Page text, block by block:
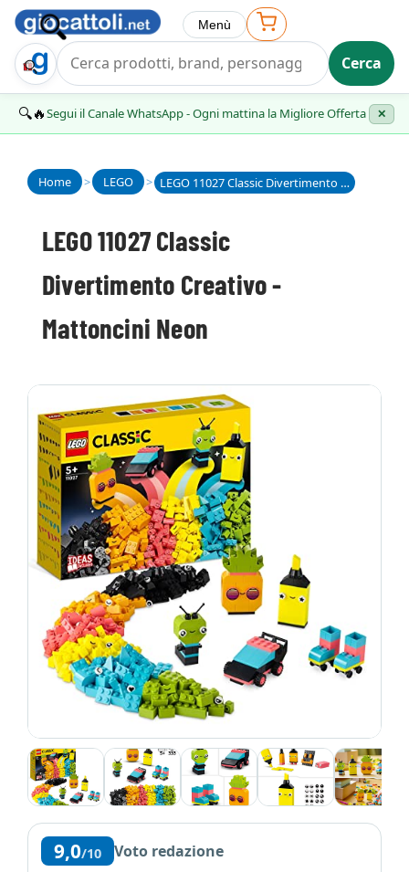
Trova Regalo Cerca
Menù
🔍🔥Segui il Canale WhatsApp - Ogni mattina la Migliore Offerta ✕
Home > LEGO > LEGO 11027 Classic Divertimento Creativo - Mattoncini Neon
LEGO 11027 Classic
Divertimento Creativo -
Mattoncini Neon
9,0/10 Voto redazione